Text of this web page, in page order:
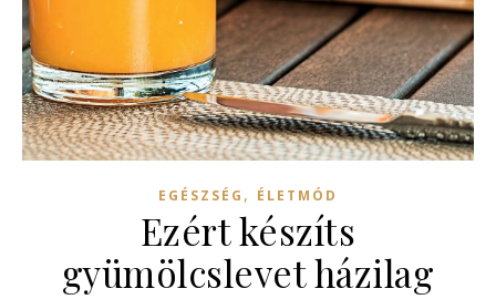
EGÉSZSÉG , ÉLETMÓD
Ezért készíts
gyümölcslevet házilag